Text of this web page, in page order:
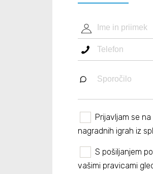
Prijavljam se
nagradnih igrah iz
S pošiljanjem
vašimi pravicami